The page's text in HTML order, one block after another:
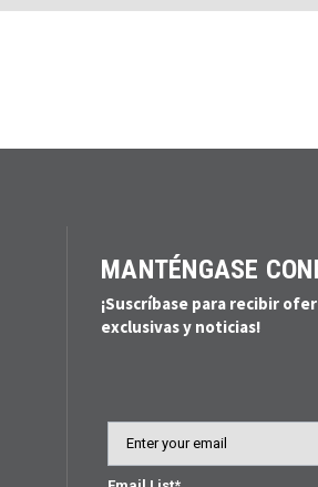
MANTÉNGASE
¡Suscríbase para recibir
exclusivas y noticias!